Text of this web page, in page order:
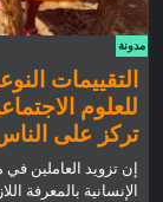
مدونة
التقييمات
للعلوم
تركز على الناس
إن تزويد العاملين في
الإنسانية بالمعرفة